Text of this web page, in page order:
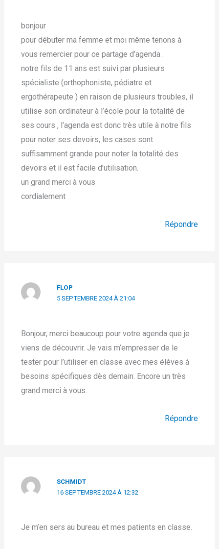
bonjour
pour débuter ma femme et moi même tenons à
vous remercier pour ce partage d’agenda .
notre fils de 11 ans est suivi par plusieurs
spécialiste (orthophoniste, pédiatre et
ergothérapeute ) en raison de plusieurs troubles, il
utilise son ordinateur à l’école pour la totalité de
ses cours , l’agenda est donc très utile à notre fils
pour noter ses devoirs, les cases sont
suffisamment grande pour noter la totalité des
devoirs et il est facile d’utilisation.
un grand merci à vous
cordialement
Répondre
FLOP
5 SEPTEMBRE 2024 À 21:04
Bonjour, merci beaucoup pour votre agenda que je
viens de découvrir. Je vais m’empresser de le
tester pour l’utiliser en classe avec mes élèves à
besoins spécifiques dès demain. Encore un très
grand merci à vous.
Répondre
SCHMIDT
16 SEPTEMBRE 2024 À 12:32
Je m’en sers au bureau et mes patients en classe.